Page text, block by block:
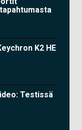
K2 HE
Testissä